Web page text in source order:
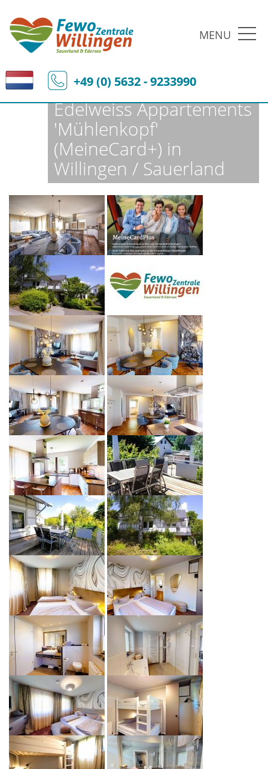
MENU
+49 (0) 5632 - 9233990
Fewo-Zentrale Willingen Ferienobjekte Fewo-Details
Edelweiss Appartements
'Mühlenkopf'
(MeineCard+) in
Willingen / Sauerland